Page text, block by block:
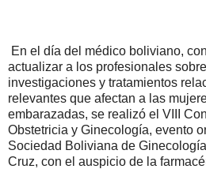
En el día del médico boliviano,
actualizar a los profesionales
investigaciones y tratamientos
relevantes que afectan a las
embarazadas, se realizó el VIII
Obstetricia y Ginecología, evento
Sociedad Boliviana de
Cruz, con el auspicio de la